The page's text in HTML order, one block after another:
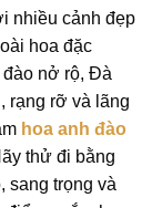
nhiều cảnh đẹp
hoa đặc
nở rộ, Đà
rạng rỡ và lãng
hoa anh đào
thử đi bằng
sang trọng và